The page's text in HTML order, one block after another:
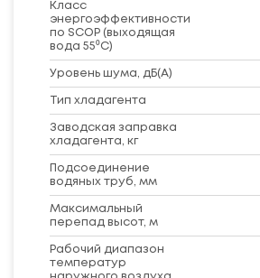
Класс
энергоэффективности
по SCOP (выходящая
вода 55⁰C)
Уровень шума, дБ(A)
Тип хладагента
Заводская заправка
хладагента, кг
Подсоединение
водяных труб, мм
Максимальный
перепад высот, м
Рабочий диапазон
температур